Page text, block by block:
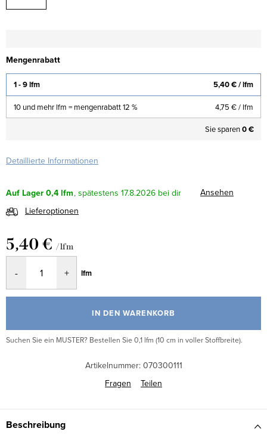
Mengenrabatt
1 - 9 lfm 5,40 €/ lfm
10 und mehr lfm = mengenrabatt 12 % 4,75 €/ lfm
Sie sparen0 €
Detaillierte Informationen
Auf Lager0,4 lfm 17.8.2026
Ansehen
Lieferoptionen
5,40 € / lfm
lfm
IN DEN WARENKORB
Suchen Sie ein MUSTER? Bestellen Sie 0,1 lfm (10 cm in voller Stoffbreite).
Artikelnummer: 070300111
Fragen
Teilen
Beschreibung